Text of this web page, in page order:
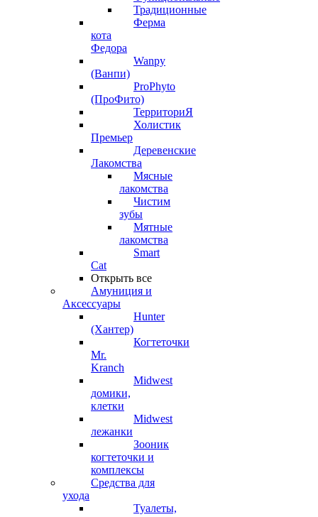
Традиционные
Ферма
кота
Федора
Wanpy
(Ванпи)
ProPhyto
(ПроФито)
ТерриториЯ
Холистик
Премьер
Деревенские
Лакомства
Мясные
лакомства
Чистим
зубы
Мятные
лакомства
Smart
Cat
Открыть все
Амуниция и
Аксессуары
Hunter
(Хантер)
Когтеточки
Mr.
Kranch
Midwest
домики,
клетки
Midwest
лежанки
Зооник
когтеточки и
комплексы
Средства для
ухода
Туалеты,